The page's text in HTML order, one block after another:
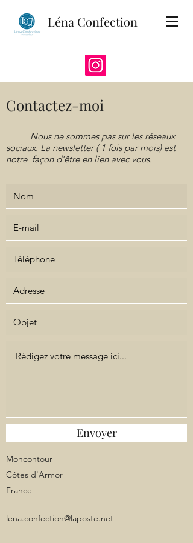
Léna Confection
Contactez-moi
Nous ne sommes pas sur les réseaux
sociaux. La newsletter ( 1 fois par mois) est
notre façon d'être en lien avec vous.
Moncontour
Côtes d'Armor
France
Envoyer
lena.confection@laposte.net